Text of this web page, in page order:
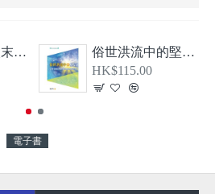
《居末卻不微末—希伯來書、大公書信及啟示錄導論》
俗世洪流中的堅信—從教牧書信看顛覆現實的基督信仰
HK$115.00
電子書